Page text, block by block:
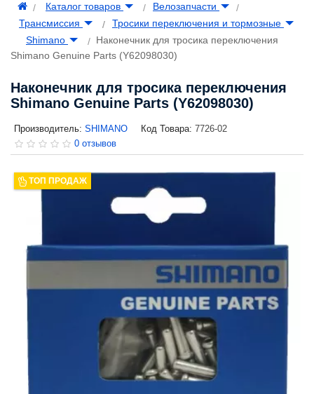
Каталог товаров
Велозапчасти
Трансмиcсия
Тросики переключения и тормозные
Shimano
Наконечник для тросика переключения
Shimano Genuine Parts (Y62098030)
Наконечник для тросика переключения
Shimano Genuine Parts (Y62098030)
Производитель: SHIMANO Код Товара: 7726-02
0 отзывов
ТОП ПРОДАЖ